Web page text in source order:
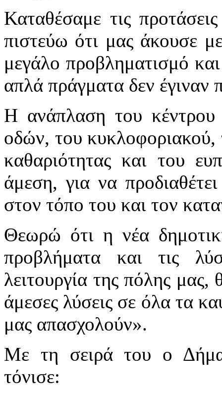
Καταθέσαμε τις
πιστεύω ότι μας άκουσε
μεγάλο προβληματισμό
απλά πράγματα δεν έγιναν
Η ανάπλαση του
οδών, του κυκλοφοριακού,
καθαριότητας και του
άμεση, για να
στον τόπο του και τον
Θεωρώ ότι η νέα
προβλήματα και τις
λειτουργία της πόλης
άμεσες λύσεις σε όλα τα
μας απασχολούν».
Με τη σειρά του ο
τόνισε: